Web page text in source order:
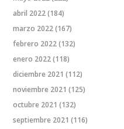
abril 2022(184)
marzo 2022(167)
febrero 2022(132)
enero 2022(118)
diciembre 2021 (112)
noviembre 2021 (125)
octubre 2021 (132)
septiembre 2021 (116)